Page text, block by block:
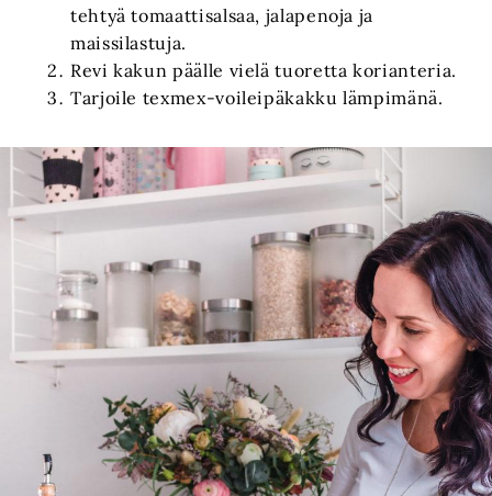
tehtyä tomaattisalsaa, jalapenoja ja
maissilastuja.
Revi kakun päälle vielä tuoretta korianteria.
Tarjoile texmex-voileipäkakku lämpimänä.